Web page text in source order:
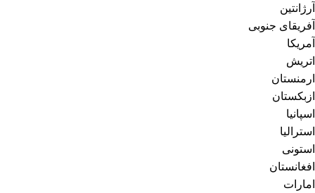
آرژانتین
آفریقای جنوبی
آمریکا
اتریش
ارمنستان
ازبکستان
اسپانیا
استرالیا
استونی
افغانستان
امارات